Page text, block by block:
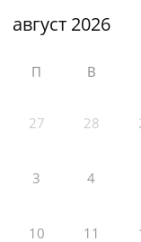
П В
27 28
3 4
10 11